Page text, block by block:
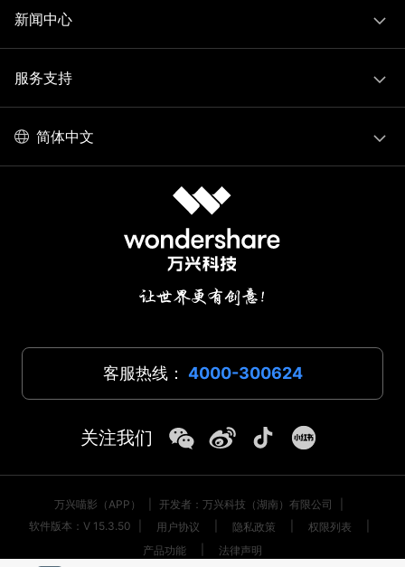
新闻中心
服务支持
简体中文
客服热线： 4000-300624
关注我们
万兴喵影（APP） 开发者：万兴科技（湖南）有限公司
软件版本：V 15.3.50
用户协议 隐私政策 权限列表
产品功能
法律声明